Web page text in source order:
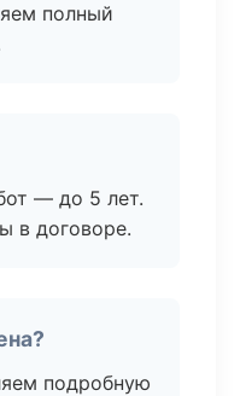
полный
— до 5 лет.
в договоре.
подробную